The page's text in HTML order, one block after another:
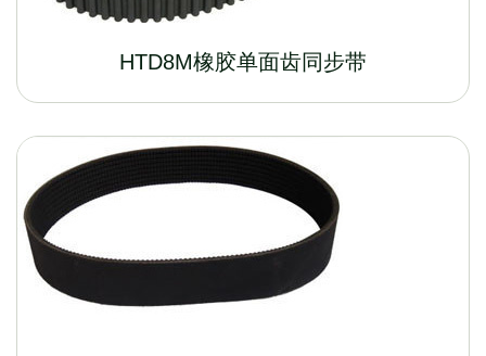
HTD8M橡胶单面齿同步带